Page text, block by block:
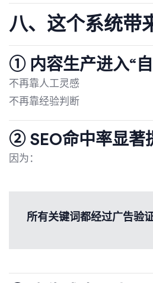
八、这个系统带
① 内容生产进入“
不再靠人工灵感
不再靠经验判断
② SEO命中率显著
因为：
所有关键词都经过广告验